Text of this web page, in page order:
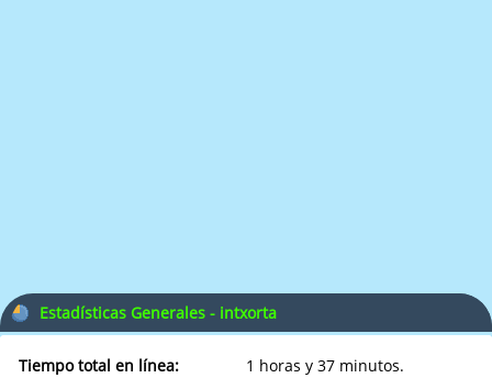
Estadísticas Generales - intxorta
Tiempo total en línea:
1 horas y 37 minutos.